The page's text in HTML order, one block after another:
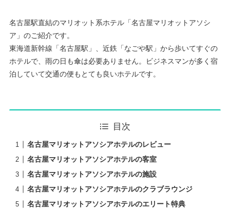
名古屋駅直結のマリオット系ホテル「名古屋マリオットアソシ
ア」のご紹介です。
東海道新幹線「名古屋駅」、近鉄「なごや駅」から歩いてすぐの
ホテルで、雨の日も傘は必要ありません。ビジネスマンが多く宿
泊していて交通の便もとても良いホテルです。
目次
名古屋マリオットアソシアホテルのレビュー
名古屋マリオットアソシアホテルの客室
名古屋マリオットアソシアホテルの施設
名古屋マリオットアソシアホテルのクラブラウンジ
名古屋マリオットアソシアホテルのエリート特典